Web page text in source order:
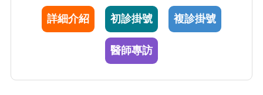
功能衰竭（簡稱慢性腎衰）的病人必須考慮接
受血液透析、腹膜透析或腎臟移植治療。
詳細介紹 初診掛號 複診掛號
醫師專訪